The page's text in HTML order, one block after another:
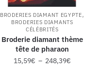
BRODERIES DIAMANT EGYPTE,
BRODERIES DIAMANTS
CÉLÉBRITÉS
Broderie diamant thème
tête de pharaon
15,59€ – 248,39€